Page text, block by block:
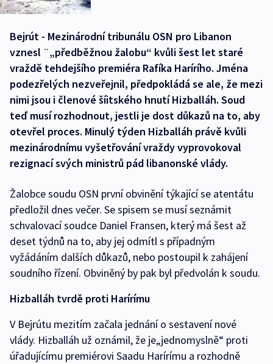
Bejrút - Mezinárodní tribunálu OSN pro Libanon
vznesl ¨„předběžnou žalobu“ kvůli šest let staré
vraždě tehdejšího premiéra Rafíka Harírího. Jména
podezřelých nezveřejnil, předpokládá se ale, že mezi
nimi jsou i členové šíitského hnutí Hizballáh. Soud
teď musí rozhodnout, jestli je dost důkazů na to, aby
otevřel proces. Minulý týden Hizballáh právě kvůli
mezinárodnímu vyšetřování vraždy vyprovokoval
rezignací svých ministrů pád libanonské vlády.
Žalobce soudu OSN první obvinění týkající se atentátu
předložil dnes večer. Se spisem se musí seznámit
schvalovací soudce Daniel Fransen, který má šest až
deset týdnů na to, aby jej odmítl s případným
vyžádáním dalších důkazů, nebo postoupil k zahájení
soudního řízení. Obviněný by pak byl předvolán k soudu.
Hizballáh tvrdě proti Harírímu
V Bejrútu mezitím začala jednání o sestavení nové
vlády. Hizballáh už oznámil, že je„jednomyslně“ proti
úřadujícímu premiérovi Saadu Harírímu a rozhodně